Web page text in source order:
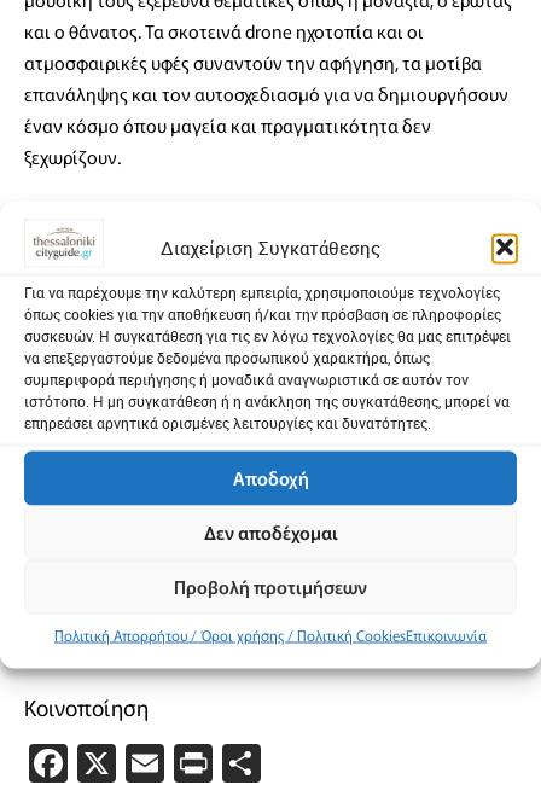
Διαχείριση Συγκατάθεσης
Για να παρέχουμε την καλύτερη εμπειρία, χρησιμοποιούμε τεχνολογίες
όπως cookies για την αποθήκευση ή/και την πρόσβαση σε πληροφορίες
συσκευών. Η συγκατάθεση για τις εν λόγω τεχνολογίες θα μας επιτρέψει
να επεξεργαστούμε δεδομένα προσωπικού χαρακτήρα, όπως
συμπεριφορά περιήγησης ή μοναδικά αναγνωριστικά σε αυτόν τον
ιστότοπο. Η μη συγκατάθεση ή η ανάκληση της συγκατάθεσης, μπορεί να
επηρεάσει αρνητικά ορισμένες λειτουργίες και δυνατότητες.
Αποδοχή
Δεν αποδέχομαι
Προβολή προτιμήσεων
Πολιτική Απορρήτου / Όροι χρήσης / Πολιτική CookiesΕπικοινωνία
και ο θάνατος. Τα σκοτεινά drone ηχοτοπία και οι
ατμοσφαιρικές υφές συναντούν την αφήγηση, τα μοτίβα
επανάληψης και τον αυτοσχεδιασμό για να δημιουργήσουν
έναν κόσμο όπου μαγεία και πραγματικότητα δεν
ξεχωρίζουν.
δημιουργεί ambient ηχοτοπία. Χρησιμοποιώντας samplers
ελεύθερο αυτοσχεδιασμό δημιουργώντας μία ελεγειακή
ακαταστασία.
Ο Deeply Unexpected δημιουργεί ατμοσφαιρική ηλεκτρονική
μουσική και πολυσυλλεκτικά DJ sets που κινούνται από
ambient και neo-classical μέχρι electronica και breakbeats. Η
μουσική πορεία του παραμένει για τον ίδιο βαθιά
Τιμές εισιτηρίων
Ελεύθερη είσοδος
Κοινοποίηση
Facebook
X EmailPrintFriendly